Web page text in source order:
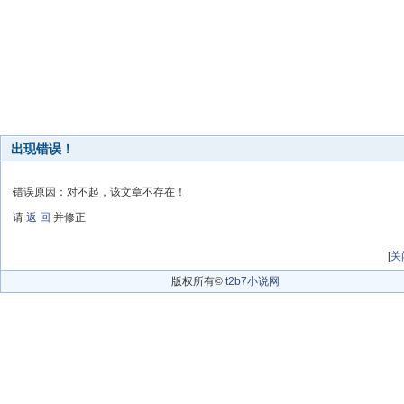
出现错误！
错误原因：对不起，该文章不存在！
请 返 回 并修正
[关
版权所有© t2b7小说网